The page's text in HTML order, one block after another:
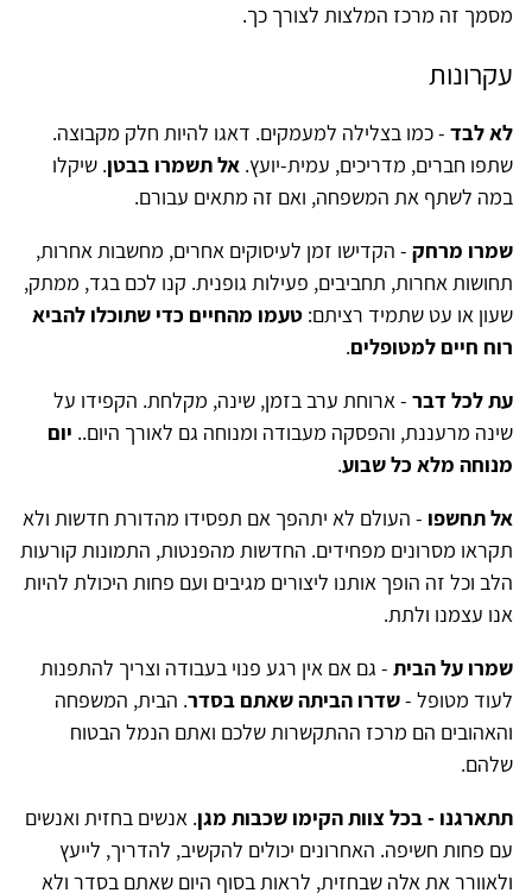
מסמך זה מרכז המלצות לצורך כך.
עקרונות
לא לבד - כמו בצלילה למעמקים. דאגו להיות חלק מקבוצה.
שתפו חברים, מדריכים, עמית-יועץ. אל תשמרו בבטן. שיקלו
במה לשתף את המשפחה, ואם זה מתאים עבורם.
שמרו מרחק - הקדישו זמן לעיסוקים אחרים, מחשבות אחרות,
תחושות אחרות, תחביבים, פעילות גופנית. קנו לכם בגד, ממתק,
שעון או עט שתמיד רציתם: טעמו מהחיים כדי שתוכלו להביא
רוח חיים למטופלים.
עת לכל דבר - ארוחת ערב בזמן, שינה, מקלחת. הקפידו על
שינה מרעננת, והפסקה מעבודה ומנוחה גם לאורך היום.. יום
מנוחה מלא כל שבוע.
אל תחשפו - העולם לא יתהפך אם תפסידו מהדורת חדשות ולא
תקראו מסרונים מפחידים. החדשות מהפנטות, התמונות קורעות
הלב וכל זה הופך אותנו ליצורים מגיבים ועם פחות היכולת להיות
אנו עצמנו ולתת.
שמרו על הבית - גם אם אין רגע פנוי בעבודה וצריך להתפנות
לעוד מטופל -שדרו הביתה שאתם בסדר. הבית, המשפחה
והאהובים הם מרכז ההתקשרות שלכם ואתם הנמל הבטוח
שלהם.
תתארגנו - בכל צוות הקימו שכבות מגן. אנשים בחזית ואנשים
עם פחות חשיפה. האחרונים יכולים להקשיב, להדריך, לייעץ
ולאוורר את אלה שבחזית, לראות בסוף היום שאתם בסדר ולא